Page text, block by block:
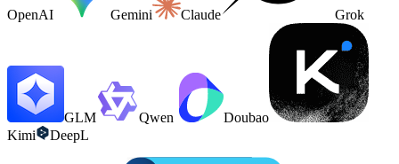
OpenAI Gemini Claude Grok
GLM Qwen
Doubao
Kimi
DeepL